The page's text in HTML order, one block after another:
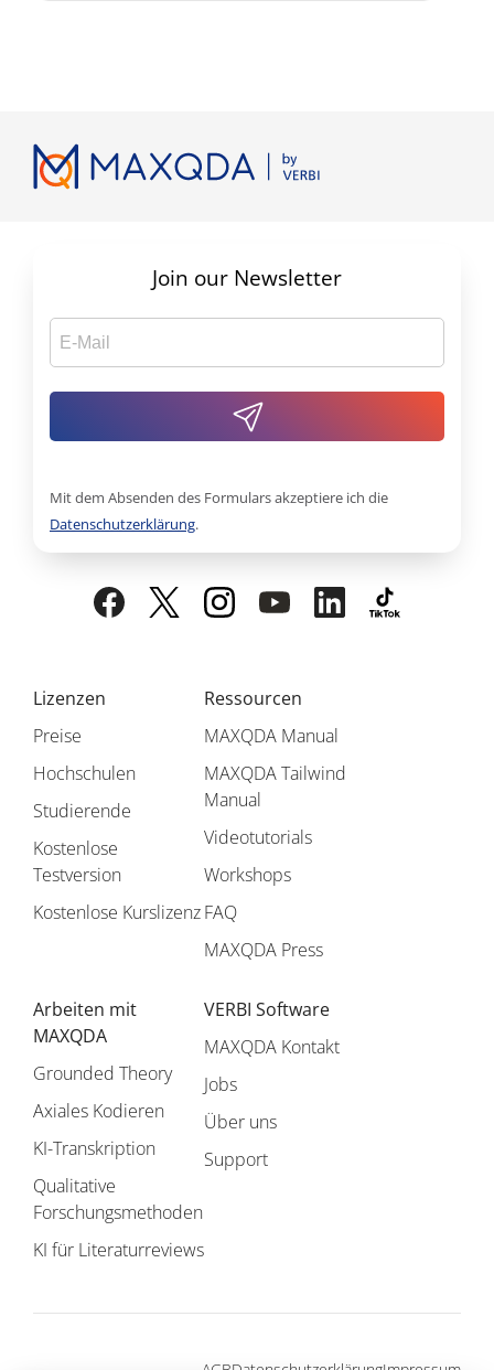
Lizenzen
Preise
Hochschulen
Studierende
Kostenlose
Testversion
Kostenlose Kurslizenz
Ressourcen
MAXQDA Manual
MAXQDA Tailwind
Manual
Videotutorials
Workshops
FAQ
MAXQDA Press
Arbeiten mit
MAXQDA
Grounded Theory
Axiales Kodieren
KI-Transkription
Qualitative
Forschungsmethoden
KI für Literaturreviews
VERBI Software
MAXQDA Kontakt
Jobs
Über uns
Support
Join our Newsletter
Mit dem Absenden des Formulars akzeptiere ich die
Datenschutzerklärung.